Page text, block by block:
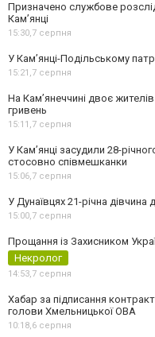
Призначено службове
Кам’янці
15:30,7 серпня
У Кам’янці-Подільському
15:21,7 серпня
На Камʼянеччині двоє
гривень
15:11,7 серпня
У Камʼянці засудили 28-
стосовно співмешканки
15:06,7 серпня
У Дунаївцях 21-річна дівчина
15:00,7 серпня
Прощання із Захисником
Некролог
14:53,7 серпня
Хабар за підписання
голови Хмельницької ОВА
10:18,6 серпня